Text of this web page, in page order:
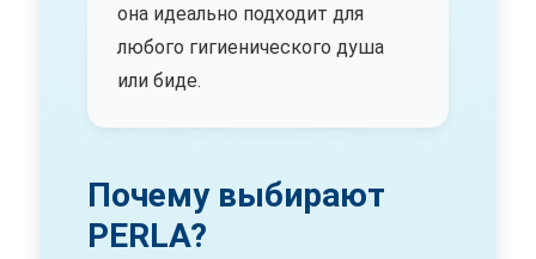
она идеально подходит для
любого гигиенического душа
или биде.
Почему выбирают
PERLA?